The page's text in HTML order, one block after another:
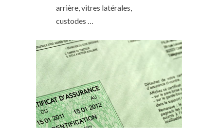
arrière, vitres latérales,
custodes …